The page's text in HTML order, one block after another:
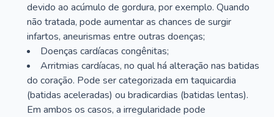
devido ao acúmulo de gordura, por exemplo. Quando
não tratada, pode aumentar as chances de surgir
infartos, aneurismas entre outras doenças;
Doenças cardíacas congênitas;
Arritmias cardíacas, no qual há alteração nas batidas
do coração. Pode ser categorizada em taquicardia
(batidas aceleradas) ou bradicardias (batidas lentas).
Em ambos os casos, a irregularidade pode